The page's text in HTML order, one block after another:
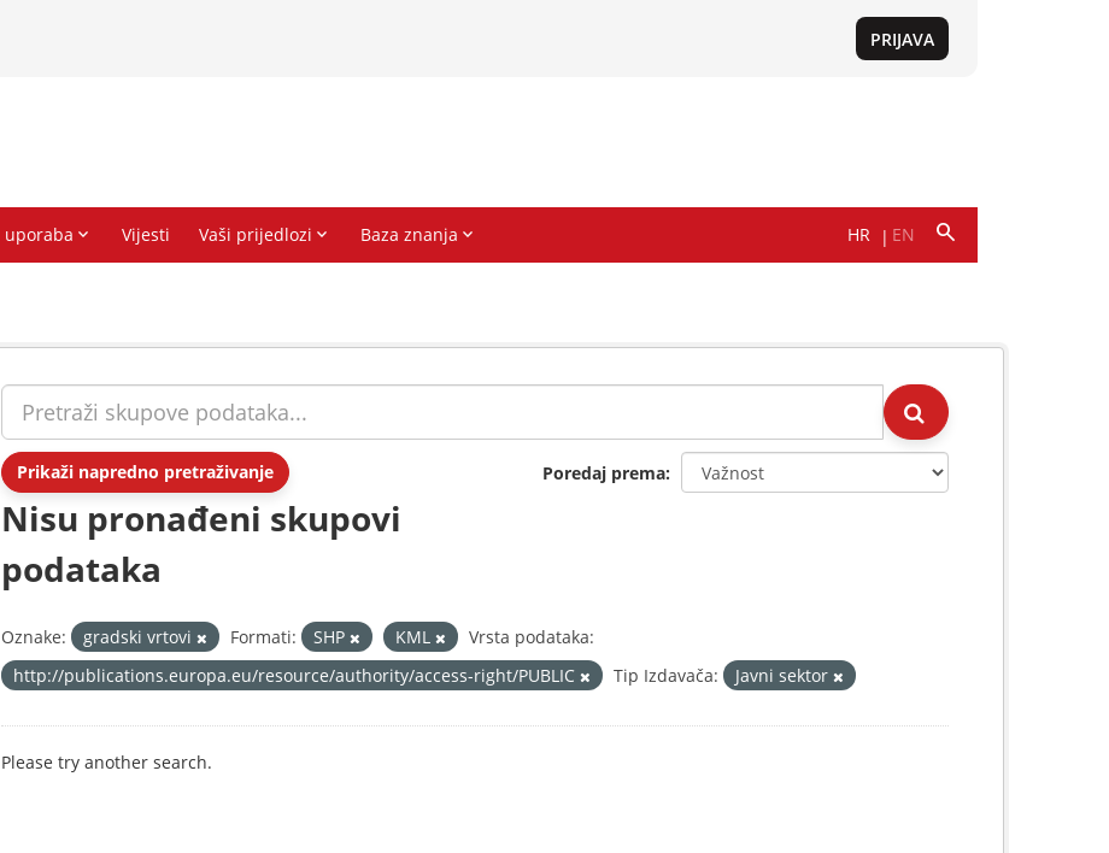
Prikaži napredno pretraživanje Poredaj prema
Nisu pronađeni skupovi
podataka
Oznake: gradski vrtovi Formati: SHP KML
Vrsta podataka:
http://publications.europa.eu/resource/authority/access-right/PUBLIC
Tip Izdavača: Javni sektor
Please try another search.